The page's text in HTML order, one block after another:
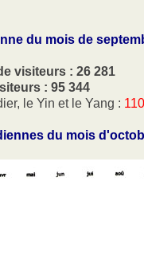
du mois de
visiteurs : 26 281
: 95 344
le Yin et le Yang :
du mois